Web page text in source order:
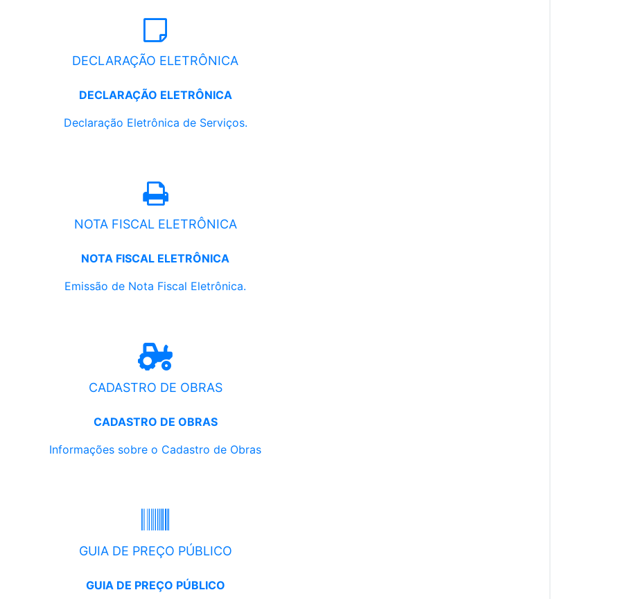
DECLARAÇÃO ELETRÔNICA
DECLARAÇÃO ELETRÔNICA
Declaração Eletrônica de Serviços.
NOTA FISCAL ELETRÔNICA
NOTA FISCAL ELETRÔNICA
Emissão de Nota Fiscal Eletrônica.
CADASTRO DE OBRAS
CADASTRO DE OBRAS
Informações sobre o Cadastro de Obras
GUIA DE PREÇO PÚBLICO
GUIA DE PREÇO PÚBLICO